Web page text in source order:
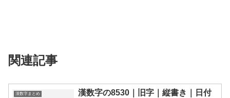
関連記事
漢数字まとめ
漢数字の8530｜旧字｜縦書き｜日付